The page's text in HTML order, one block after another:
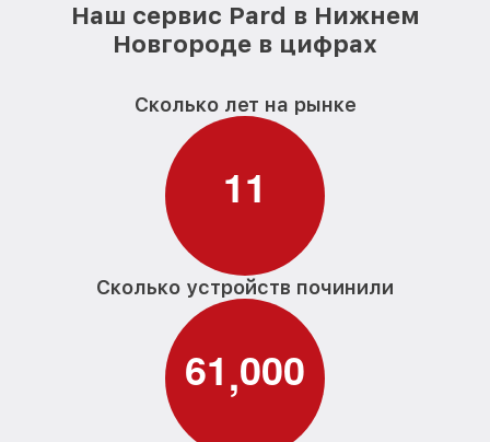
Наш сервис Pard в Нижнем
Новгороде в цифрах
Сколько лет на рынке
11
Сколько устройств починили
61,000